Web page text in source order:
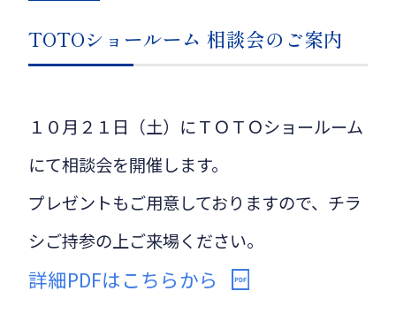
TOTOショールーム 相談会のご案内
１０月２１日（土）にＴＯＴＯショールーム
にて相談会を開催します。
プレゼントもご用意しておりますので、チラ
シご持参の上ご来場ください。
詳細PDFはこちらから